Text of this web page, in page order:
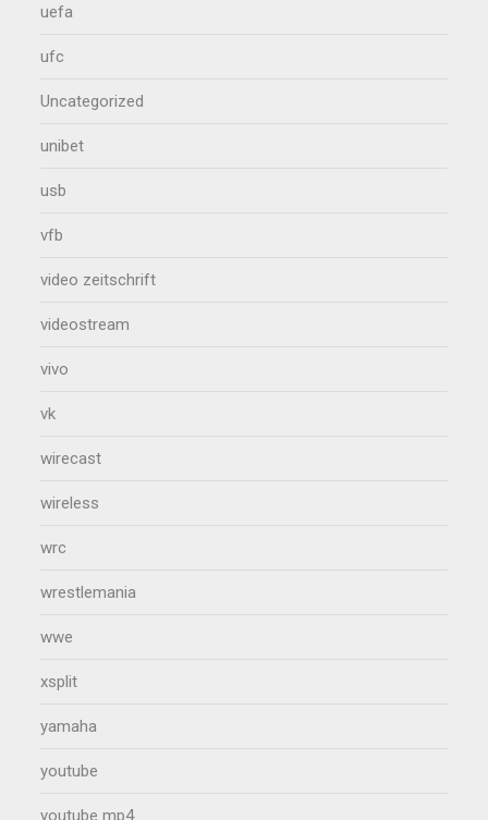
uefa
ufc
Uncategorized
unibet
usb
vfb
video zeitschrift
videostream
vivo
vk
wirecast
wireless
wrc
wrestlemania
wwe
xsplit
yamaha
youtube
youtube mp4